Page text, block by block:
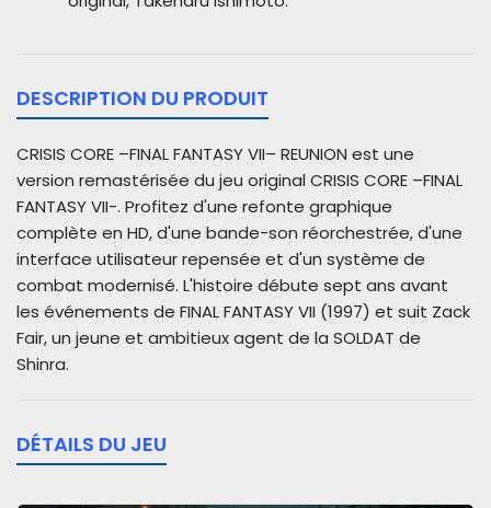
DESCRIPTION DU PRODUIT
CRISIS CORE –FINAL FANTASY VII– REUNION est une
version remastérisée du jeu original CRISIS CORE –FINAL
FANTASY VII-. Profitez d'une refonte graphique
complète en HD, d'une bande-son réorchestrée, d'une
interface utilisateur repensée et d'un système de
combat modernisé. L'histoire débute sept ans avant
les événements de FINAL FANTASY VII (1997) et suit Zack
Fair, un jeune et ambitieux agent de la SOLDAT de
Shinra.
DÉTAILS DU JEU